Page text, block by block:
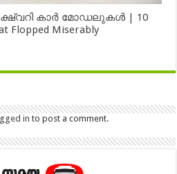
കാർ മോഡലുകൾ | 10
Flopped Miserably
in to post a comment.